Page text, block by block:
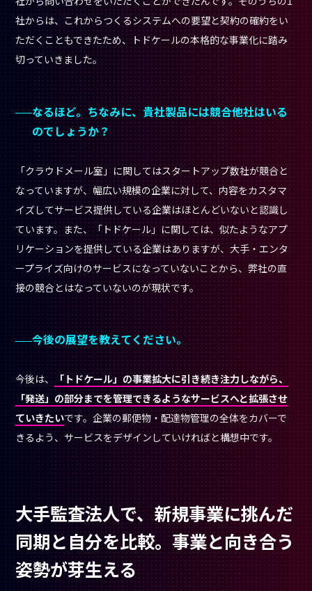
イズしてサービス提供している企業はほとんどいないと認識し
ています。また、「トドケール」に関しては、似たようなアプ
リケーションを提供している企業はありますが、大手・エンタ
今後は、「トドケール」の事業拡大に引き続き注力しながら、
「発送」の部分までを管理できるようなサービスへと拡張させ
ていきたい です。企業の郵便物・配達物管理の全体をカバーで
きるよう、サービスをデザインしていければと構想中です。
同期と自分を比較。事業と向き合う
姿勢が芽生える
野島さんのこれまでのキャリアについてもお聞かせ
ください。まず、大学は早稲田大学に通われていた
公認会計士の資格を取り、PwCあらた監査法人（現・PwC
Japan有限責任監査法人）に就職
しました。PwCあらたでは、
まずは資産運用部に所属し、投資信託の会計監査に従事。その
後、コンサルティング部門に移籍し、内部監査や会計基準の変